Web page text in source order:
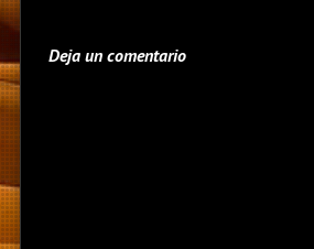
Deja un comentario